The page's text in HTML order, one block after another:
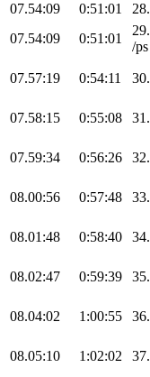
07.54:09 0:51:01 28.
07.54:09
0:51:01
29.
/ps
07.57:19 0:54:11 30.
07.58:15 0:55:08 31.
07.59:34 0:56:26 32.
08.00:56 0:57:48 33.
08.01:48 0:58:40 34.
08.02:47 0:59:39 35.
08.04:02 1:00:55 36.
08.05:10 1:02:02 37.